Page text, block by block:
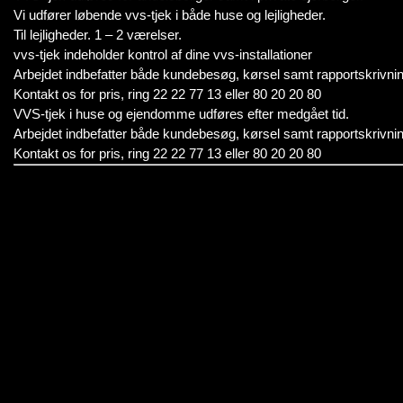
Vi udfører løbende vvs-tjek i både huse og lejligheder.
Til lejligheder. 1 – 2 værelser.
vvs-tjek indeholder kontrol af dine vvs-installationer
Arbejdet indbefatter både kundebesøg, kørsel samt
Kontakt os for pris, ring 22 22 77 13 eller 80 20 20 80
VVS-tjek i huse og ejendomme udføres efter medgået tid.
Arbejdet indbefatter både kundebesøg, kørsel samt
Kontakt os for pris, ring 22 22 77 13 eller 80 20 20 80